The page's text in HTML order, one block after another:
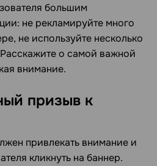
большим
не рекламируйте много
не используйте несколько
о самой важной
внимание.
призыв к
привлекать внимание и
кликнуть на баннер.